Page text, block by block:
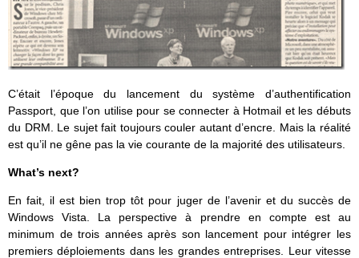
C’était l’époque du lancement du système d’authentification
Passport, que l’on utilise pour se connecter à Hotmail et les débuts
du DRM. Le sujet fait toujours couler autant d’encre. Mais la réalité
est qu’il ne gêne pas la vie courante de la majorité des utilisateurs.
What’s next?
En fait, il est bien trop tôt pour juger de l’avenir et du succès de
Windows Vista. La perspective à prendre en compte est au
minimum de trois années après son lancement pour intégrer les
premiers déploiements dans les grandes entreprises. Leur vitesse